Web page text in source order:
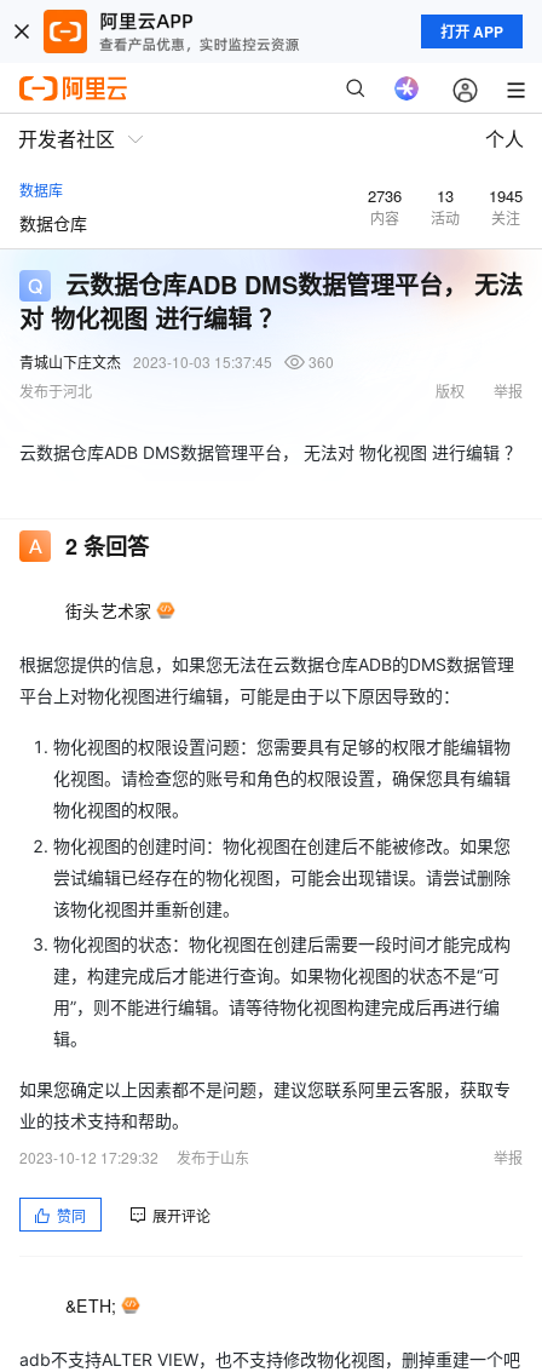
打开 APP
开发者社区 个人
数据库
数据仓库
2736
内容
13
活动
1945
关注
云数据仓库ADB DMS数据管理平台， 无法
对 物化视图 进行编辑 ？
青城山下庄文杰 2023-10-03 15:37:45
360
发布于河北
举报
版权
云数据仓库ADB DMS数据管理平台， 无法对 物化视图 进行编辑 ？
2条回答
街头艺术家
根据您提供的信息，如果您无法在云数据仓库ADB的DMS数据管理
平台上对物化视图进行编辑，可能是由于以下原因导致的：
物化视图的权限设置问题：您需要具有足够的权限才能编辑物
化视图。请检查您的账号和角色的权限设置，确保您具有编辑
物化视图的权限。
物化视图的创建时间：物化视图在创建后不能被修改。如果您
尝试编辑已经存在的物化视图，可能会出现错误。请尝试删除
该物化视图并重新创建。
物化视图的状态：物化视图在创建后需要一段时间才能完成构
建，构建完成后才能进行查询。如果物化视图的状态不是“可
用”，则不能进行编辑。请等待物化视图构建完成后再进行编
辑。
如果您确定以上因素都不是问题，建议您联系阿里云客服，获取专
业的技术支持和帮助。
2023-10-12 17:29:32
发布于山东 举报
赞同 展开评论
&ETH;
adb不支持ALTER VIEW，也不支持修改物化视图，删掉重建一个吧